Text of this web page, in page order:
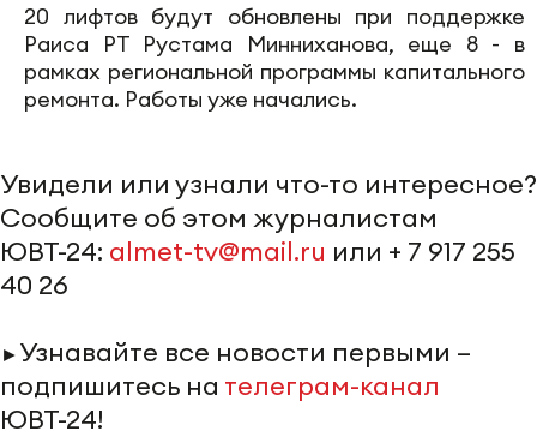
20 лифтов будут обновлены при поддержке
Раиса РТ Рустама Минниханова, еще 8 - в
рамках региональной программы капитального
ремонта. Работы уже начались.
Увидели или узнали что-то интересное?
Сообщите об этом журналистам
ЮВТ-24: almet-tv@mail.ru или + 7 917 255
40 26
► Узнавайте все новости первыми –
подпишитесь на телеграм-канал
ЮВТ-24!